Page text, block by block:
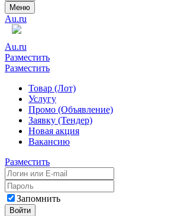
Меню
Au.ru
Au.ru
Разместить
Разместить
Товар (Лот)
Услугу
Промо (Объявление)
Заявку (Тендер)
Новая акция
Вакансию
Разместить
Запомнить
Войти